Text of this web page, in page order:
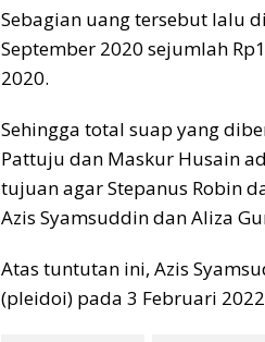
Sebagian uang tersebut lalu
September 2020 sejumlah
2020.
Sehingga total suap yang
Pattuju dan Maskur Husain
tujuan agar Stepanus Robin
Azis Syamsuddin dan Aliza
Atas tuntutan ini, Azis
(pleidoi) pada 3 Februari